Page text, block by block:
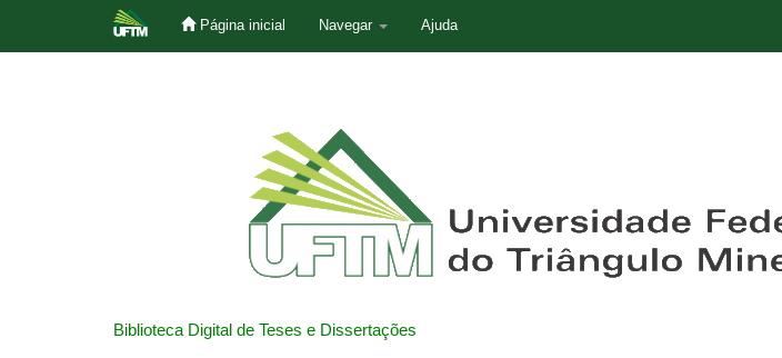
Página inicial Navegar Ajuda
Biblioteca Digital de Teses e Dissertações